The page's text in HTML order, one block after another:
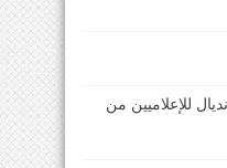
للإعلاميين من